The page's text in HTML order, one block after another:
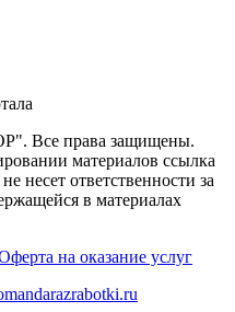
Все права защищены.
материалов ссылка
несет ответственности за
в материалах
на оказание услуг